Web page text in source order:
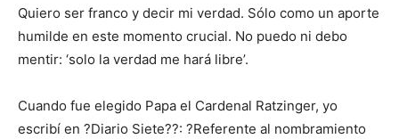
Quiero ser franco y decir mi verdad. Sólo como un aporte
humilde en este momento crucial. No puedo ni debo
mentir: ‘solo la verdad me hará libre’.
Cuando fue elegido Papa el Cardenal Ratzinger, yo
escribí en ?Diario Siete??: ?Referente al nombramiento